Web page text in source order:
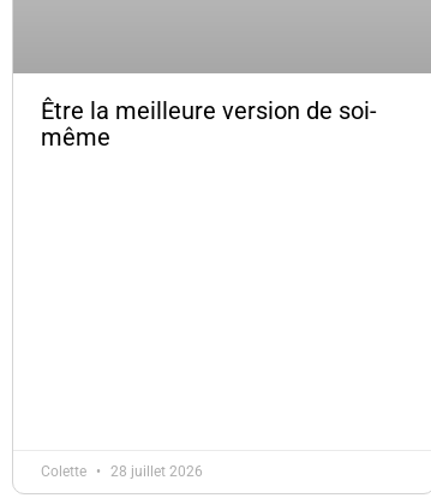
Être la meilleure version de soi-
même
Colette 28 juillet 2026